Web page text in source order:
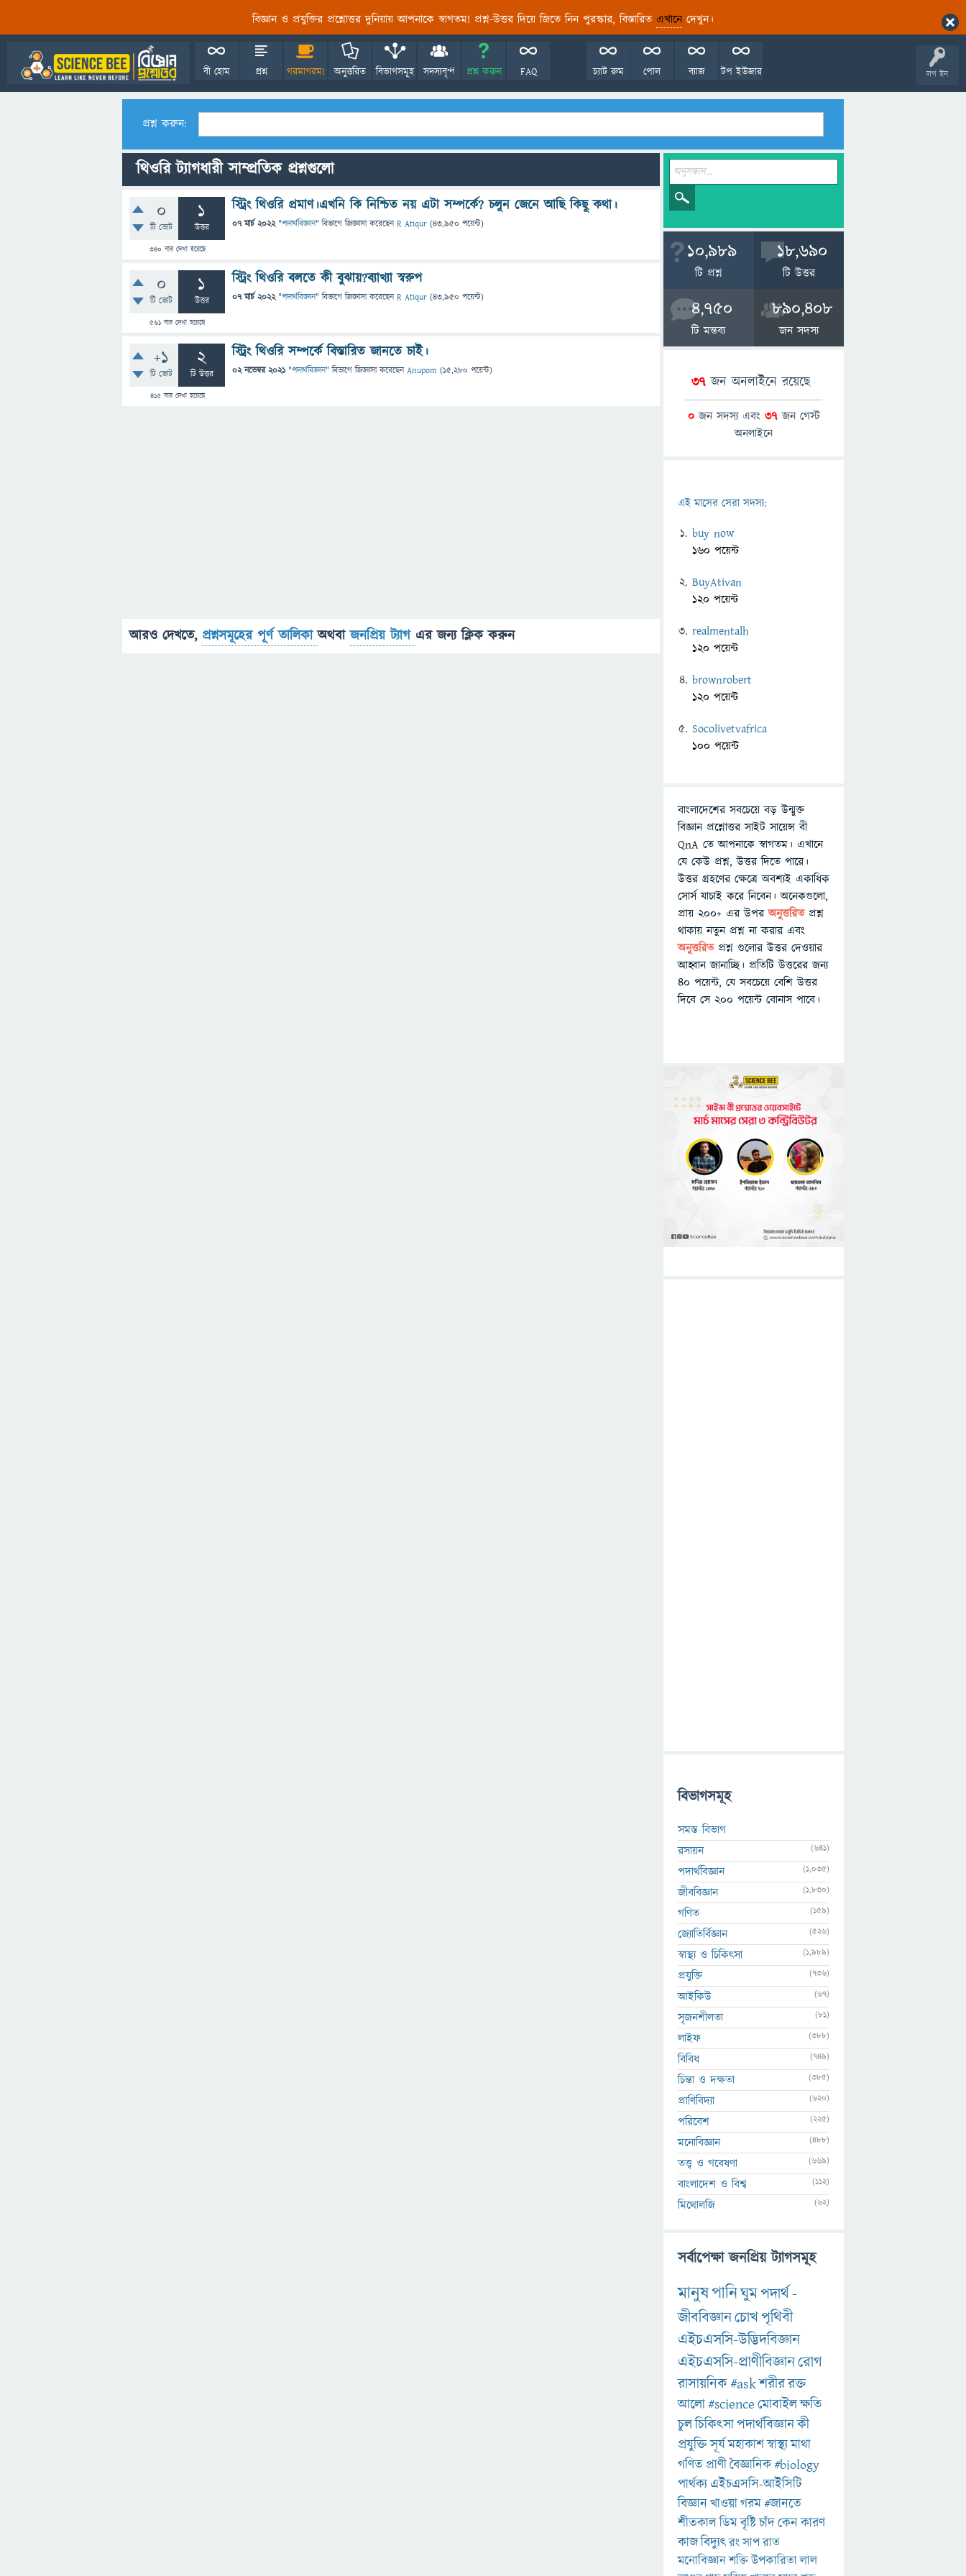
বিজ্ঞান ও প্রযুক্তির প্রশ্নোত্তর দুনিয়ায় আপনাকে স্বাগতম! প্রশ্ন-উত্তর দিয়ে জিতে নিন পুরস্কার, বিস্তারিত এখানেদেখুন।
লগ ইন
বী হোম প্রশ্ন গরমাগরম! অনুত্তরিত বিভাগসমূহ সদস্যবৃন্দ প্রশ্ন করুন FAQ টপ ইউজার
ব্যাজ
পোল
চ্যাট রুম
প্রশ্ন করুন:
থিওরি ট্যাগধারী সাম্প্রতিক প্রশ্নগুলো
0
টি ভোট
1
উত্তর
340 বার দেখা হয়েছে
স্ট্রিং থিওরি প্রমাণ।এখনি কি নিশ্চিত নয় এটা সম্পর্কে? চলুন জেনে আছি কিছু কথা।
07 মার্চ 2022 "পদার্থবিজ্ঞান" বিভাগে জিজ্ঞাসাকরেছেনR Atiqur (43,950 পয়েন্ট)
0
টি ভোট
1
উত্তর
561 বার দেখা হয়েছে
স্ট্রিং থিওরি বলতে কী বুঝায়?ব্যাখ্যা স্বরুপ
07 মার্চ 2022 "পদার্থবিজ্ঞান" বিভাগে জিজ্ঞাসাকরেছেনR Atiqur (43,950 পয়েন্ট)
+1
টি ভোট
2
টি উত্তর
415বার দেখা হয়েছে
স্ট্রিং থিওরি সম্পর্কে বিস্তারিত জানতে চাই।
02 নভেম্বর 2021 "পদার্থবিজ্ঞান" বিভাগে জিজ্ঞাসাকরেছেনAnupom (15,280 পয়েন্ট)
আরও দেখতে, প্রশ্নসমূহের পূর্ণ তালিকাঅথবাজনপ্রিয় ট্যাগ এর জন্য ক্লিক করুন
10,989
টি প্রশ্ন
18,690
টি উত্তর
4,750
টি মন্তব্য
890,408
জন সদস্য
37জন অনলাইনে রয়েছে
0জন সদস্য এবং 37জন গেস্ট
অনলাইনে
এই মাসের সেরা সদস্য:
buy now
160 পয়েন্ট
BuyAtivan
120 পয়েন্ট
realmentalh
120 পয়েন্ট
brownrobert
120 পয়েন্ট
Socolivetvafrica
100 পয়েন্ট
বাংলাদেশের সবচেয়ে বড় উন্মুক্ত
বিজ্ঞান প্রশ্নোত্তর সাইট সায়েন্স বী
QnA তে আপনাকে স্বাগতম। এখানে
যে কেউ প্রশ্ন, উত্তর দিতে পারে।
উত্তর গ্রহণের ক্ষেত্রে অবশ্যই একাধিক
সোর্স যাচাই করে নিবেন। অনেকগুলো,
প্রায় ২০০+ এর উপরঅনুত্তরিতপ্রশ্ন
থাকায় নতুন প্রশ্ন না করার এবং
অনুত্তরিত প্রশ্ন গুলোর উত্তর দেওয়ার
আহ্বান জানাচ্ছি। প্রতিটি উত্তরের জন্য
৪০ পয়েন্ট, যে সবচেয়ে বেশি উত্তর
দিবে সে ২০০ পয়েন্ট বোনাস পাবে।
বিভাগসমূহ
সমস্ত বিভাগ
রসায়ন
(641)
পদার্থবিজ্ঞান (1,035)
জীববিজ্ঞান (1,830)
গণিত (159)
জ্যোতির্বিজ্ঞান (526)
স্বাস্থ্য ও চিকিৎসা (1,989)
প্রযুক্তি (736)
আইকিউ (67)
সৃজনশীলতা (81)
লাইফ (388)
বিবিধ (749)
চিন্তা ও দক্ষতা (385)
প্রাণিবিদ্যা (620)
পরিবেশ (225)
মনোবিজ্ঞান (488)
তত্ত্ব ও গবেষণা (669)
বাংলাদেশ ও বিশ্ব (112)
মিথোলজি (62)
সর্বাপেক্ষা জনপ্রিয় ট্যাগসমূহ
মানুষপানিঘুমপদার্থ-
জীববিজ্ঞানচোখপৃথিবী
এইচএসসি-উদ্ভিদবিজ্ঞান
এইচএসসি-প্রাণীবিজ্ঞানরোগ
রাসায়নিক#askশরীররক্ত
আলো#scienceমোবাইলক্ষতি
চুলচিকিৎসাপদার্থবিজ্ঞানকী
প্রযুক্তিসূর্যমহাকাশস্বাস্থ্যমাথা
গণিত প্রাণীবৈজ্ঞানিক#biology
পার্থক্য এইচএসসি-আইসিটি
বিজ্ঞানখাওয়াগরম#জানতে
শীতকালডিমবৃষ্টিচাঁদকেনকারণ
কাজবিদ্যুৎরংসাপরাত
মনোবিজ্ঞানশক্তিউপকারিতালাল